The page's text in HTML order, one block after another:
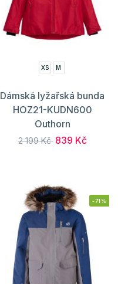
XS M
Dámská lyžařská bunda
HOZ21-KUDN600
Outhorn
2 199 Kč 839 Kč
-71%